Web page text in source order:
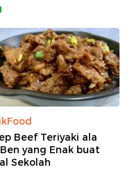
Beef Teriyaki ala
yang Enak buat
Sekolah